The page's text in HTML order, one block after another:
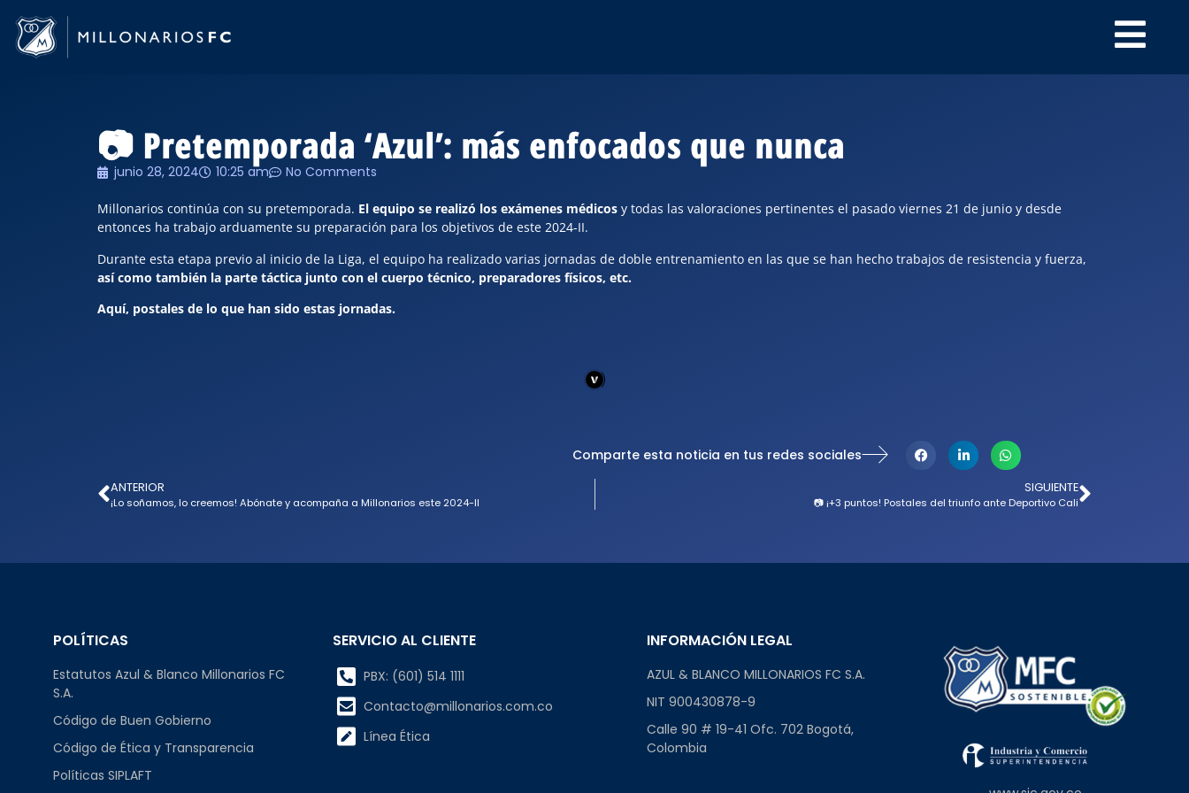
📷 Pretemporada ‘Azul’: más enfocados que nunca
junio 28, 2024 10:25 am No Comments
Millonarios continúa con su pretemporada. El equipo se realizó los exámenes médicos y todas las valoraciones pertinentes el pasado viernes 21 de junio y desde
entonces ha trabajo arduamente su preparación para los objetivos de este 2024-II.
Durante esta etapa previo al inicio de la Liga, el equipo ha realizado varias jornadas de doble entrenamiento en las que se han hecho trabajos de resistencia y fuerza,
así como también la parte táctica junto con el cuerpo técnico, preparadores físicos, etc.
Aquí, postales de lo que han sido estas jornadas.
Comparte esta noticia en tus redes sociales
ANTERIOR
¡Lo soñamos, lo creemos! Abónate y acompaña a Millonarios este 2024-II
SIGUIENTE
📷 ¡+3 puntos! Postales del triunfo ante Deportivo Cali
POLÍTICAS
Estatutos Azul & Blanco Millonarios FC
S.A.
Código de Buen Gobierno
Código de Ética y Transparencia
Políticas SIPLAFT
SERVICIO AL CLIENTE
PBX: (601) 514 1111
Contacto@millonarios.com.co
Línea Ética
INFORMACIÓN LEGAL
AZUL & BLANCO MILLONARIOS FC S.A.
NIT 900430878-9
Calle 90 # 19-41 Ofc. 702 Bogotá,
Colombia